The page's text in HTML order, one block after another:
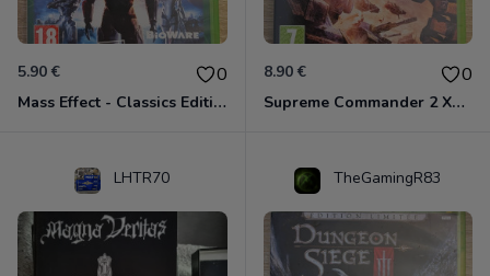
5.90 € 0
Mass Effect - Classics Edition Xbox 360
8.90 € 0
Supreme Commander 2 Xbox 360
LHTR70 TheGamingR83